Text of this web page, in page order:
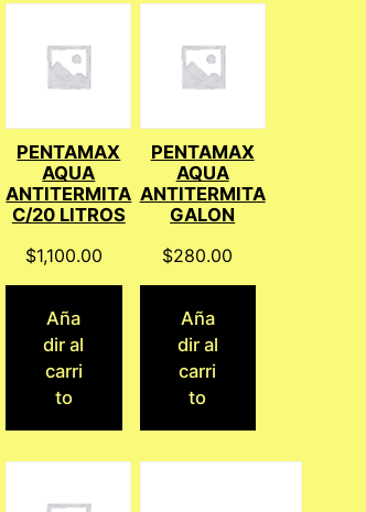
PENTAMAX
AQUA
ANTITERMITA
C/20 LITROS
$1,100.00
Aña
dir al
carri
to
PENTAMAX
AQUA
ANTITERMITA
GALON
$280.00
Aña
dir al
carri
to